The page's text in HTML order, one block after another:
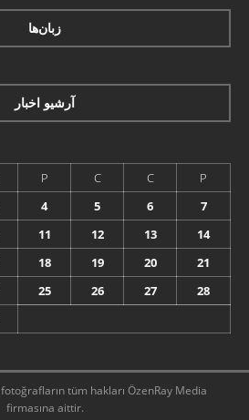
زبان‌ها
آرشیو اخبار
P C C
P
4 5 6
7
11 12 13
14
18 19 20
21
25 26 27
28
tüm hakları ÖzenRay Media
firmasına aittir.